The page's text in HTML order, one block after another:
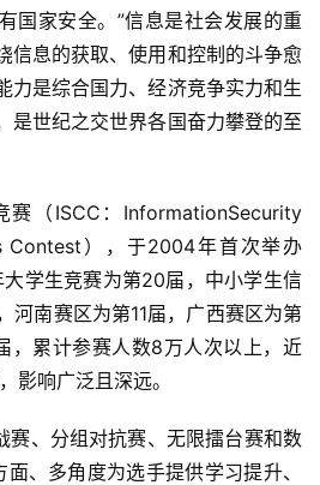
国家安全。”信息是社会发展的重
信息的获取、使用和控制的斗争愈
力是综合国力、经济竞争实力和生
是世纪之交世界各国奋力攀登的至
赛（ISCC：InformationSecurity
Contest），于2004年首次举办
大学生竞赛为第20届，中小学生信
河南赛区为第11届，广西赛区为第
，累计参赛人数8万人次以上，近
影响广泛且深远。
赛、分组对抗赛、无限擂台赛和数
、多角度为选手提供学习提升、